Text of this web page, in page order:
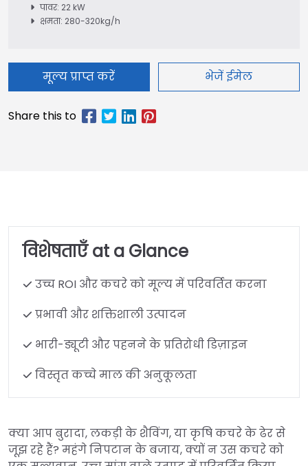
पावर: 22 kW
क्षमता: 280-320kg/h
मूल्य प्राप्त करें भेजें ईमेल
विशेषताएँ at a Glance
उच्च ROI और कचरे को मूल्य में परिवर्तित करना
प्रभावी और शक्तिशाली उत्पादन
भारी-ड्यूटी और पहनने के प्रतिरोधी डिज़ाइन
विस्तृत कच्चे माल की अनुकूलता
क्या आप बुरादा, लकड़ी के शैविंग, या कृषि कचरे के ढेर से
जूझ रहे हैं? महंगे निपटान के बजाय, क्यों न उस कचरे को